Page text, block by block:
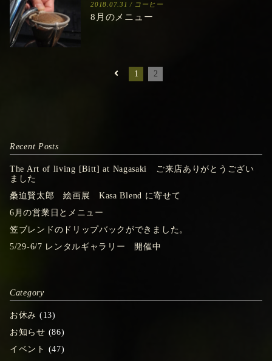
2018.07.31 / コーヒー
8月のメニュー
1 2
Recent Posts
The Art of living [Bitt] at Nagasaki ご来店ありがとうござい
ました
桑迫賢太郎 絵画展 Kasa Blend に寄せて
6月の営業日とメニュー
笠ブレンドのドリップバックができました。
5/29-6/7 レンタルギャラリー 開催中
Category
お休み (13)
お知らせ (86)
イベント (47)